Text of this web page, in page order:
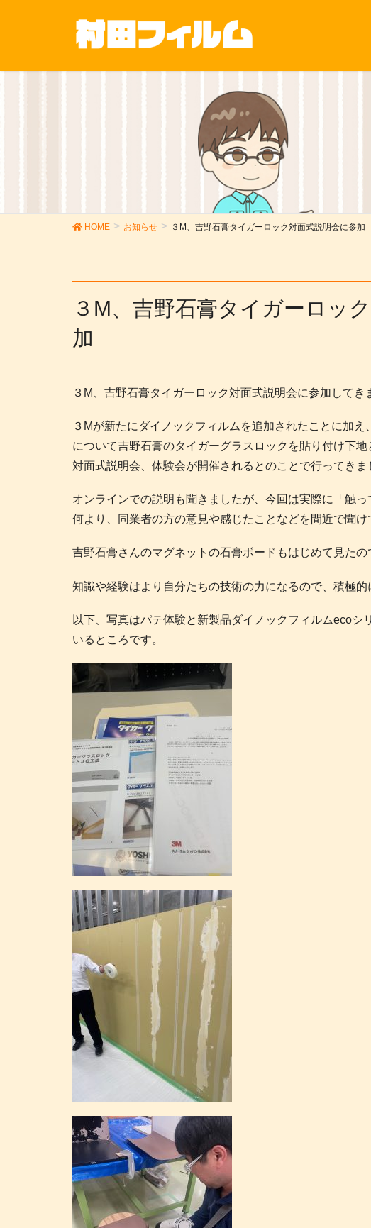
HOME お知らせ ３M、吉野石膏タイガーロック対面式説明会に参加
３M、吉野石膏タイガーロッ
加
３M、吉野石膏タイガーロック対面式説明会に参加してき
３Mが新たにダイノックフィルムを追加されたことに加
について吉野石膏のタイガーグラスロックを貼り付け下
対面式説明会、体験会が開催されるとのことで行ってきま
オンラインでの説明も聞きましたが、今回は実際に「触っ
何より、同業者の方の意見や感じたことなどを間近で聞け
吉野石膏さんのマグネットの石膏ボードもはじめて見たの
知識や経験はより自分たちの技術の力になるので、積極的
以下、写真はパテ体験と新製品ダイノックフィルムecoシ
いるところです。